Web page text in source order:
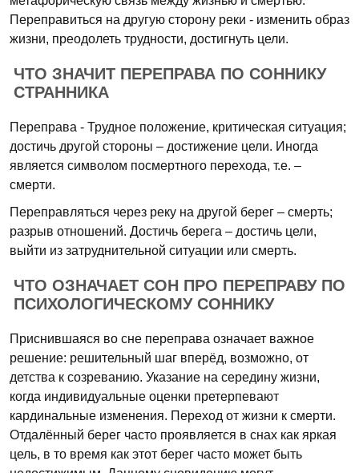
Переправиться на другую сторону реки - изменить образ
жизни, преодолеть трудности, достигнуть цели.
ЧТО ЗНАЧИТ ПЕРЕПРАВА ПО СОННИКУ
СТРАННИКА
Переправа - Трудное положение, критическая ситуация;
достичь другой стороны – достижение цели. Иногда
является символом посмертного перехода, т.е. –
смерти.
Переправляться через реку на другой берег – смерть;
разрыв отношений. Достичь берега – достичь цели,
выйти из затруднительной ситуации или смерть.
ЧТО ОЗНАЧАЕТ СОН ПРО ПЕРЕПРАВУ ПО
ПСИХОЛОГИЧЕСКОМУ СОННИКУ
Приснившаяся во сне переправа означает важное
решение: решительный шаг вперёд, возможно, от
детства к созреванию. Указание на середину жизни,
когда индивидуальные оценки претерпевают
кардинальные изменения. Переход от жизни к смерти.
Отдалённый берег часто проявляется в снах как яркая
цель, в то время как этот берег часто может быть